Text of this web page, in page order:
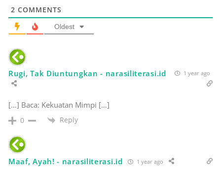
2 COMMENTS
Oldest
Rugi, Tak Diuntungkan - narasiliterasi.id 1 year ago
[…] Baca: Kekuatan Mimpi […]
0 Reply
Maaf, Ayah! - narasiliterasi.id 1 year ago